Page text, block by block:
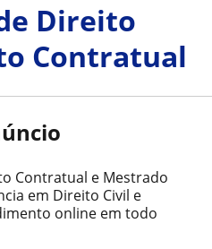
Direito
Contratual
Contratual e Mestrado
em Direito Civil e
online em todo